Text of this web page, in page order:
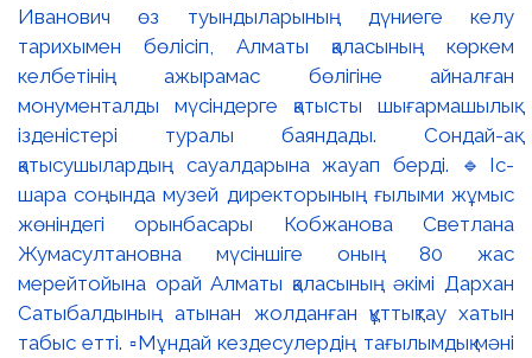
Иванович өз туындыларының дүниеге келу
тарихымен бөлісіп, Алматы қаласының көркем
келбетінің ажырамас бөлігіне айналған
монументалды мүсіндерге қатысты шығармашылық
ізденістері туралы баяндады. Сондай-ақ
қатысушылардың сауалдарына жауап берді. 🔹Іс-
шара соңында музей директорының ғылыми жұмыс
жөніндегі орынбасары Кобжанова Светлана
Жумасултановна мүсіншіге оның 80 жас
мерейтойына орай Алматы қаласының әкімі Дархан
Сатыбалдының атынан жолданған құттықтау хатын
табыс етті. ▫️Мұндай кездесулердің тағылымдық мәні